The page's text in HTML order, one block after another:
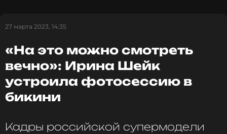
27 марта 2023, 14:35
«На это можно смотреть
вечно»: Ирина Шейк
устроила фотосессию в
бикини
Кадры российской супермодели